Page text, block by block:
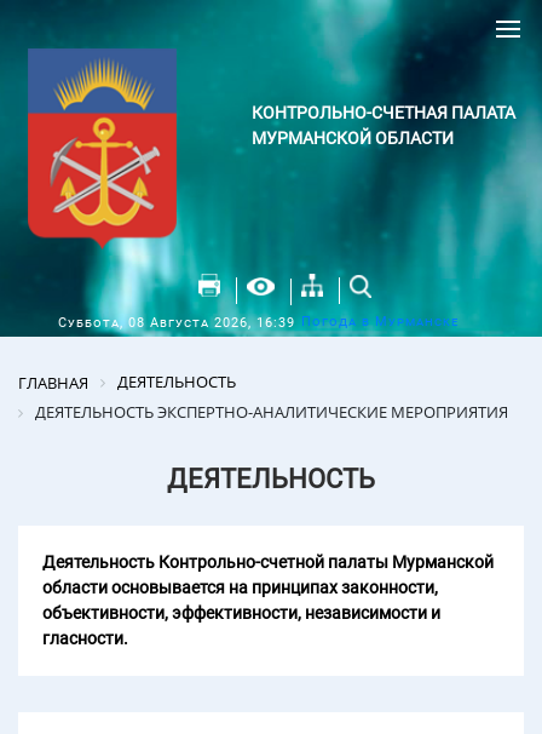
КОНТРОЛЬНО-СЧЕТНАЯ ПАЛАТА
МУРМАНСКОЙ ОБЛАСТИ
Суббота, 08 Августа 2026, 16:39 Погода в Мурманске
ГЛАВНАЯ
ДЕЯТЕЛЬНОСТЬ
ДЕЯТЕЛЬНОСТЬ ЭКСПЕРТНО-АНАЛИТИЧЕСКИЕ МЕРОПРИЯТИЯ
ДЕЯТЕЛЬНОСТЬ
Деятельность Контрольно-счетной палаты Мурманской
области основывается на принципах законности,
объективности, эффективности, независимости и
гласности.